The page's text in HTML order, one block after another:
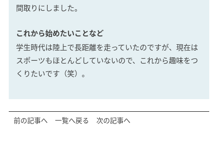
間取りにしました。
これから始めたいことなど
学生時代は陸上で長距離を走っていたのですが、現在は
スポーツもほとんどしていないので、これから趣味をつ
くりたいです（笑）。
前の記事へ 一覧へ戻る 次の記事へ